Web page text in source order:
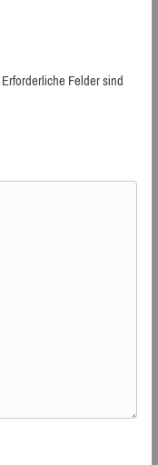
Erforderliche Felder sind